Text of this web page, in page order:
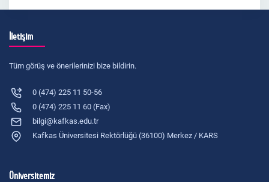
İletişim
Tüm görüş ve önerilerinizi bize bildirin.
0 (474) 225 11 50-56
0 (474) 225 11 60 (Fax)
bilgi@kafkas.edu.tr
Kafkas Üniversitesi Rektörlüğü (36100) Merkez / KARS
Üniversitemiz